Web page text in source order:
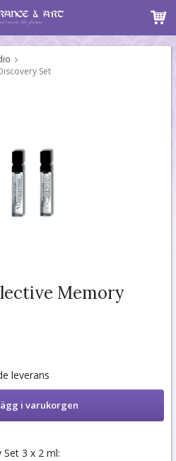
Set
Memory
leverans
i varukorgen
3 x 2 ml: